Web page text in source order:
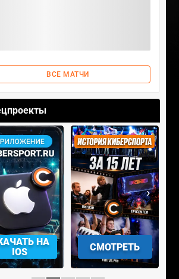
ВСЕ МАТЧИ
УЧАСТВОВАТЬ
›